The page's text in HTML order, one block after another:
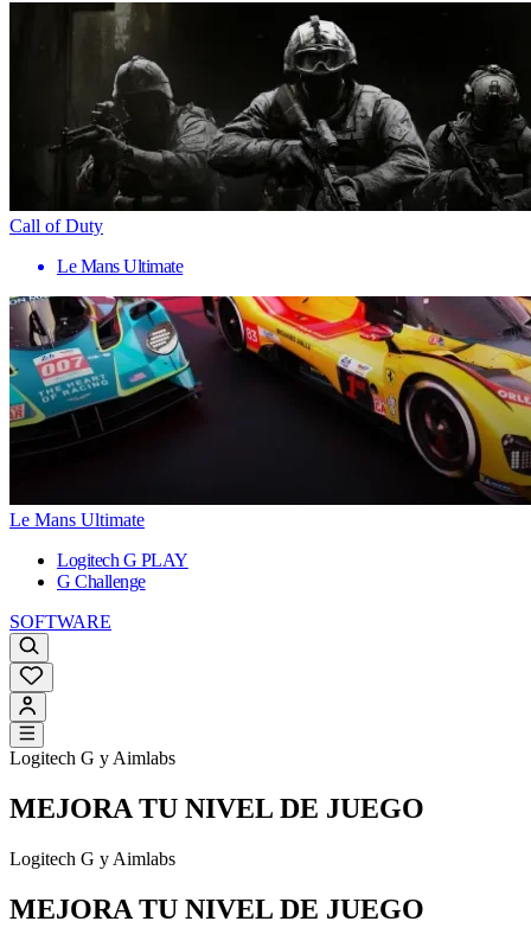
Call of Duty
Le Mans Ultimate
Le Mans Ultimate
Logitech G PLAY
G Challenge
SOFTWARE
Logitech G y Aimlabs
MEJORA TU NIVEL DE JUEGO
Logitech G y Aimlabs
MEJORA TU NIVEL DE JUEGO